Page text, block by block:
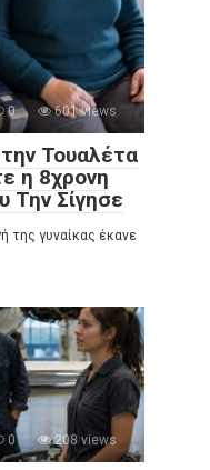
0 601 views
Τουαλέτα
η 8χρονη
Την Σίγησε
της γυναίκας έκανε
0 208 views